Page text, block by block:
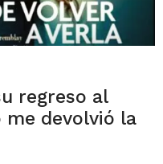
regreso al
devolvió la